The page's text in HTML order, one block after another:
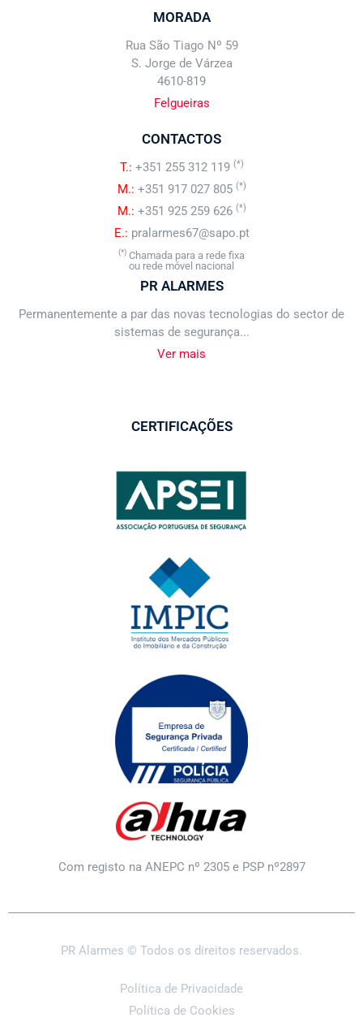
MORADA
Rua São Tiago Nº 59
S. Jorge de Várzea
4610-819
Felgueiras
CONTACTOS
T.: +351 255 312 119 (*)
M.: +351 917 027 805 (*)
M.: +351 925 259 626 (*)
E.: pralarmes67@sapo.pt
(*) Chamada para a rede fixa
ou rede móvel nacional
PR ALARMES
Permanentemente a par das novas tecnologias do sector de
sistemas de segurança...
Ver mais
CERTIFICAÇÕES
Com registo na ANEPC nº 2305 e PSP nº2897
PR Alarmes © Todos os direitos reservados.
Política de Privacidade
Política de Cookies